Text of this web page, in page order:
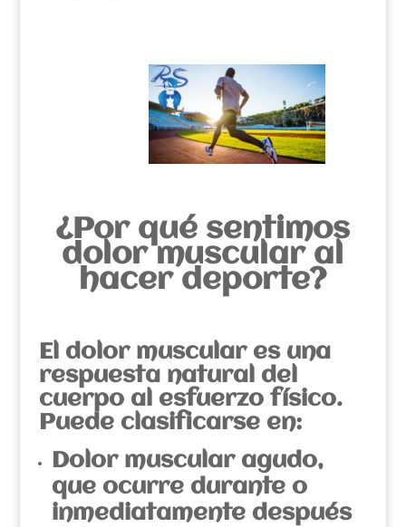
¿Por qué sentimos
dolor muscular al
hacer deporte?
El dolor muscular es una
respuesta natural del
cuerpo al esfuerzo físico.
Puede clasificarse en:
Dolor muscular agudo,
que ocurre durante o
inmediatamente después